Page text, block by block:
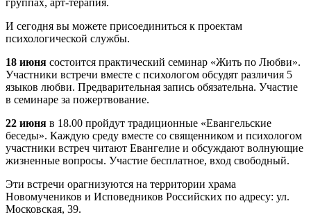
И сегодня вы можете присоединиться к проектам
психологической службы.
18 июня состоится практический семинар «Жить по Любви».
Участники встречи вместе с психологом обсудят различия 5
языков любви. Предварительная запись обязательна. Участие
в семинаре за пожертвование.
22 июня в 18.00 пройдут традиционные «Евангельские
беседы». Каждую среду вместе со священником и психологом
участники встреч читают Евангелие и обсуждают волнующие
жизненные вопросы. Участие бесплатное, вход свободный.
Эти встречи орагнизуются на территории храма
Новомучеников и Исповедников Российских по адресу: ул.
Московская, 39.